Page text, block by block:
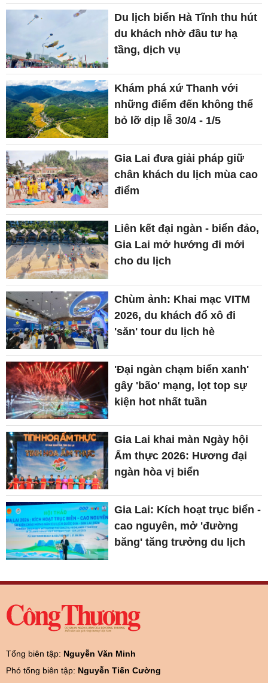
Du lịch biển Hà Tĩnh thu hút
du khách nhờ đầu tư hạ
tầng, dịch vụ
Khám phá xứ Thanh với
những điểm đến không thể
bỏ lỡ dịp lễ 30/4 - 1/5
Gia Lai đưa giải pháp giữ
chân khách du lịch mùa cao
điểm
Liên kết đại ngàn - biển đảo,
Gia Lai mở hướng đi mới
cho du lịch
Chùm ảnh: Khai mạc VITM
2026, du khách đổ xô đi
'săn' tour du lịch hè
'Đại ngàn chạm biển xanh'
gây 'bão' mạng, lọt top sự
kiện hot nhất tuần
Gia Lai khai màn Ngày hội
Ẩm thực 2026: Hương đại
ngàn hòa vị biển
Gia Lai: Kích hoạt trục biển -
cao nguyên, mở 'đường
băng' tăng trưởng du lịch
Tổng biên tập: Nguyễn Văn Minh
Phó tổng biên tập: Nguyễn Tiến Cường